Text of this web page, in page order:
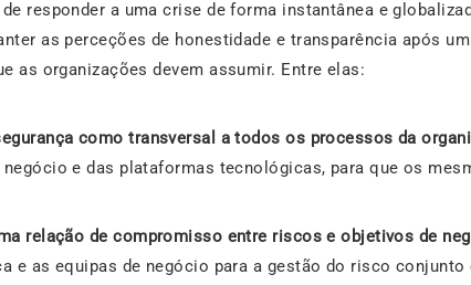
responder a uma crise de forma instantânea e
as perceções de honestidade e transparência após
as organizações devem assumir. Entre elas:
como transversal a todos os processos da
e das plataformas tecnológicas, para que os
relação de compromisso entre riscos e objetivos de
e as equipas de negócio para a gestão do risco